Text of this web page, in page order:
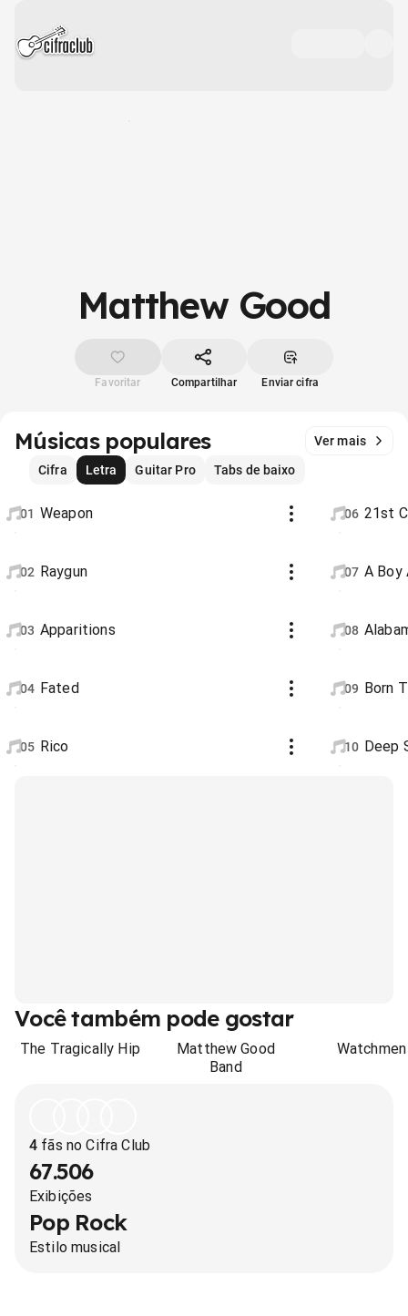
Matthew Good
Favoritar Compartilhar Enviar cifra
Músicas populares
Ver mais
Cifra
Letra Guitar Pro Tabs de baixo
01 Weapon
02 Raygun
03 Apparitions
04 Fated
05 Rico
06 21st
07 A Boy
08
09 Born
10 Deep
Você também pode gostar
The Tragically Hip
Matthew Good
Band
Watchmen
4 fãs no Cifra Club
67.506
Exibições
Pop Rock
Estilo musical